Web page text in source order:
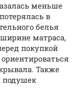
меньше
в
белья
матраса,
покупкой
Также
подушек